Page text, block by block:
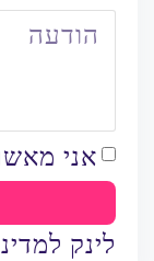
אני
לינק